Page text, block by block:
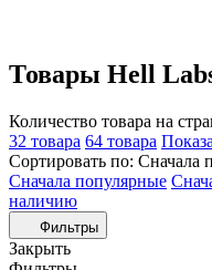
Товары Hell
Количество товара на
32 товара 64 товара
Сортировать по: Сначала
Сначала популярные
наличию
Фильтры
Закрыть